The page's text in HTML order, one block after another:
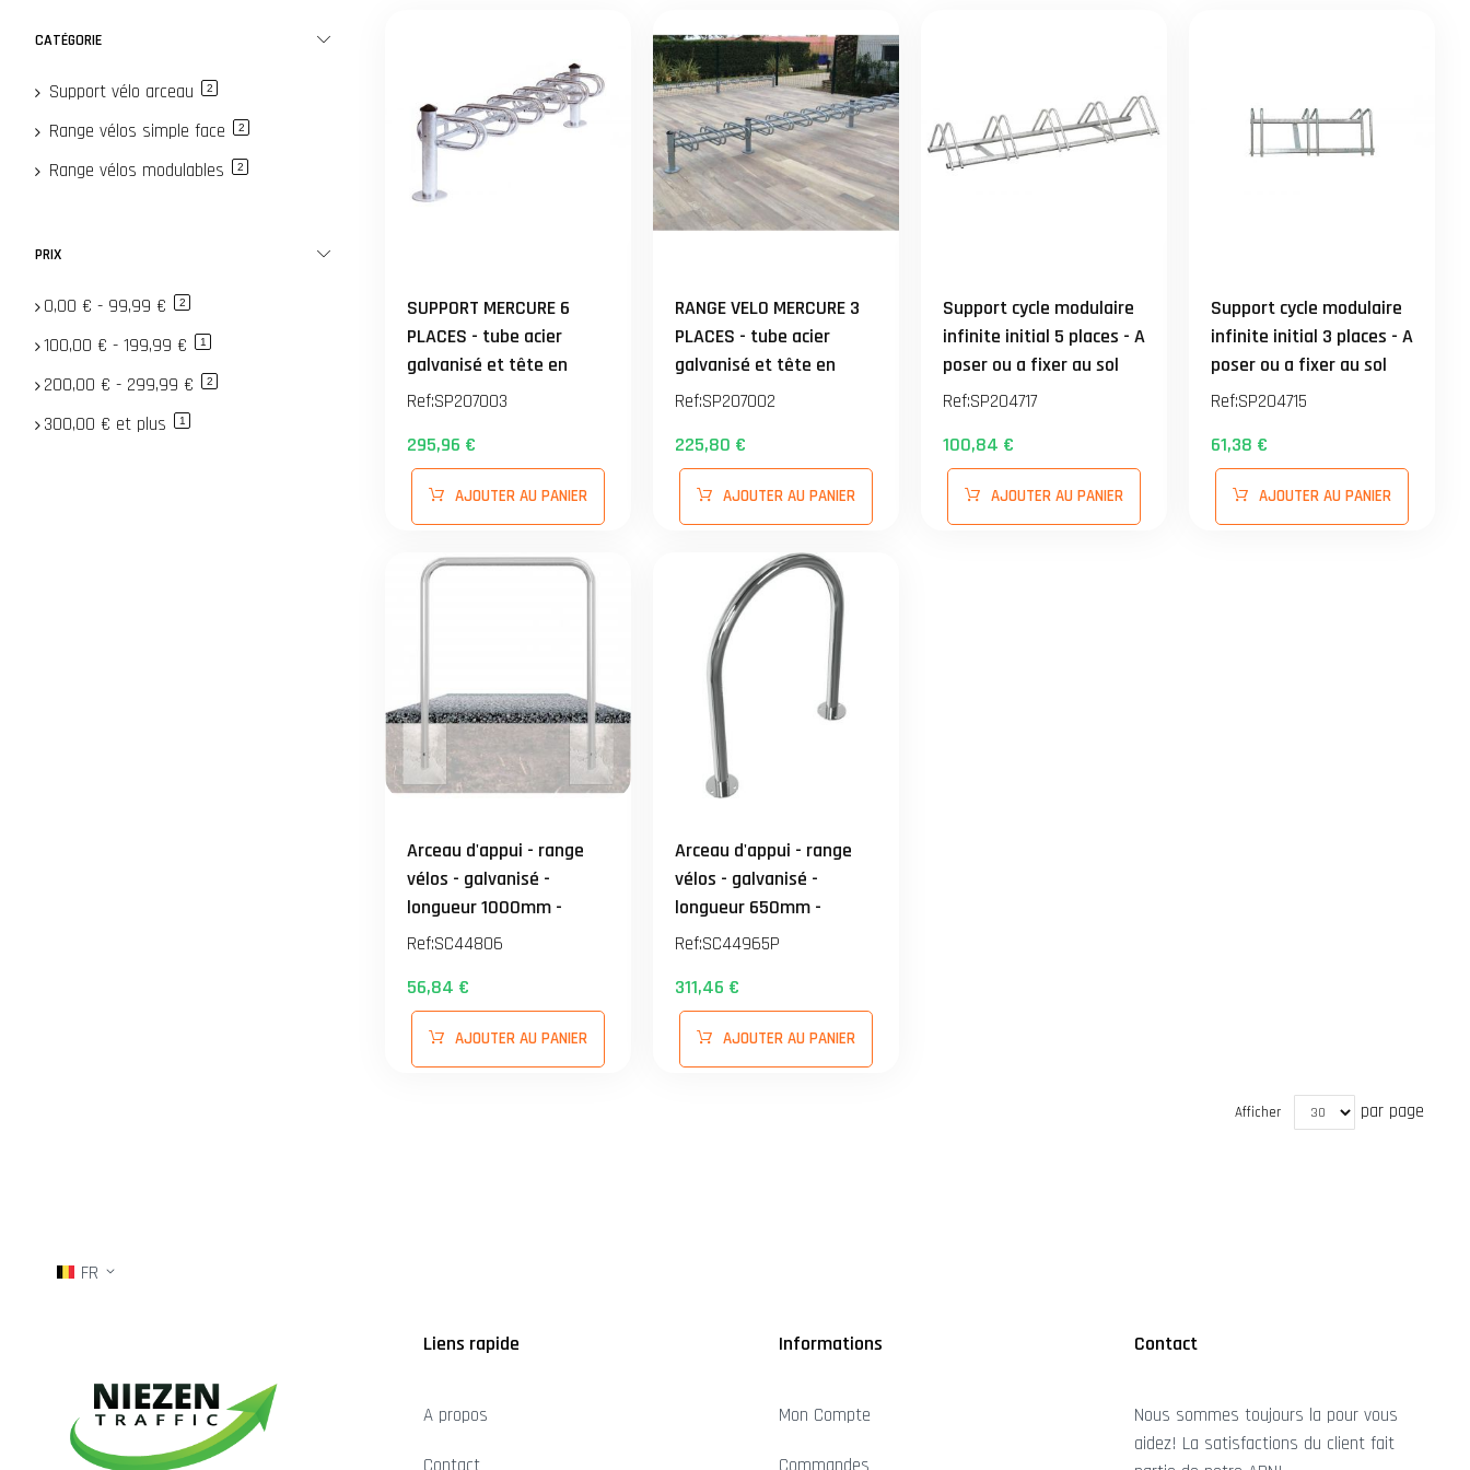
SUPPORT MERCURE 6
PLACES - tube acier
galvanisé et tête en
fonte d'aluminium
mm antre les arceaux -
fixation sur platine par
tiges d'ancrage fournies.
Ref:SP207003
295,96 €
AJOUTER AU PANIER
RANGE VELO MERCURE 3
PLACES - tube acier
galvanisé et tête en
fonte d'aluminium
mm antre les arceaux -
fixation sur platine par
tiges d'ancrage fournies.
Ref:SP207002
225,80 €
AJOUTER AU PANIER
Support cycle modulaire
infinite initial 5 places - A
poser ou a fixer au sol
(visserie non fournie) -
Ref:SP204717
100,84 €
AJOUTER AU PANIER
Support cycle modulaire
infinite initial 3 places - A
poser ou a fixer au sol
(visserie non fournie) -
Ref:SP204715
61,38 €
AJOUTER AU PANIER
Arceau d'appui - range
vélos - galvanisé -
longueur 1000mm -
Hauteur 1000mm - A
48 mm - e=2.5mm
Ref:SC44806
56,84 €
AJOUTER AU PANIER
Arceau d'appui - range
vélos - galvanisé -
longueur 650mm -
Hauteur 800mm - A
48 mm - e=2.5mm -
PLATINES 100x150mm
Ref:SC44965P
311,46 €
AJOUTER AU PANIER
Afficher par page
CATÉGORIE
Support vélo arceau 2article
Range vélos simple face 2article
Range vélos modulables 2article
PRIX
0,00 € - 99,99 € 2article
100,00 € - 199,99 € 1
200,00 € - 299,99 € 2article
300,00 € et plus 1
FR
Liens rapide
A propos
Informations
Mon Compte
Contact
Nous sommes toujours la pour vous
aidez! La satisfactions du client fait